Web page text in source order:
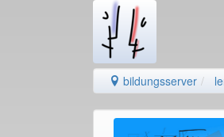
bildungsserver